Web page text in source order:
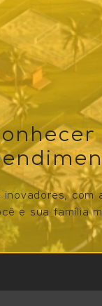
inovadores, com
e sua família